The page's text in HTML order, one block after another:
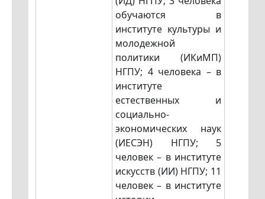
обучаются в
институте культуры и
молодежной
политики (ИКиМП)
НГПУ; 4 человека – в
институте
естественных и
социально-
экономических наук
(ИЕСЭН) НГПУ; 5
человек – в институте
искусств (ИИ) НГПУ; 11
человек – в институте